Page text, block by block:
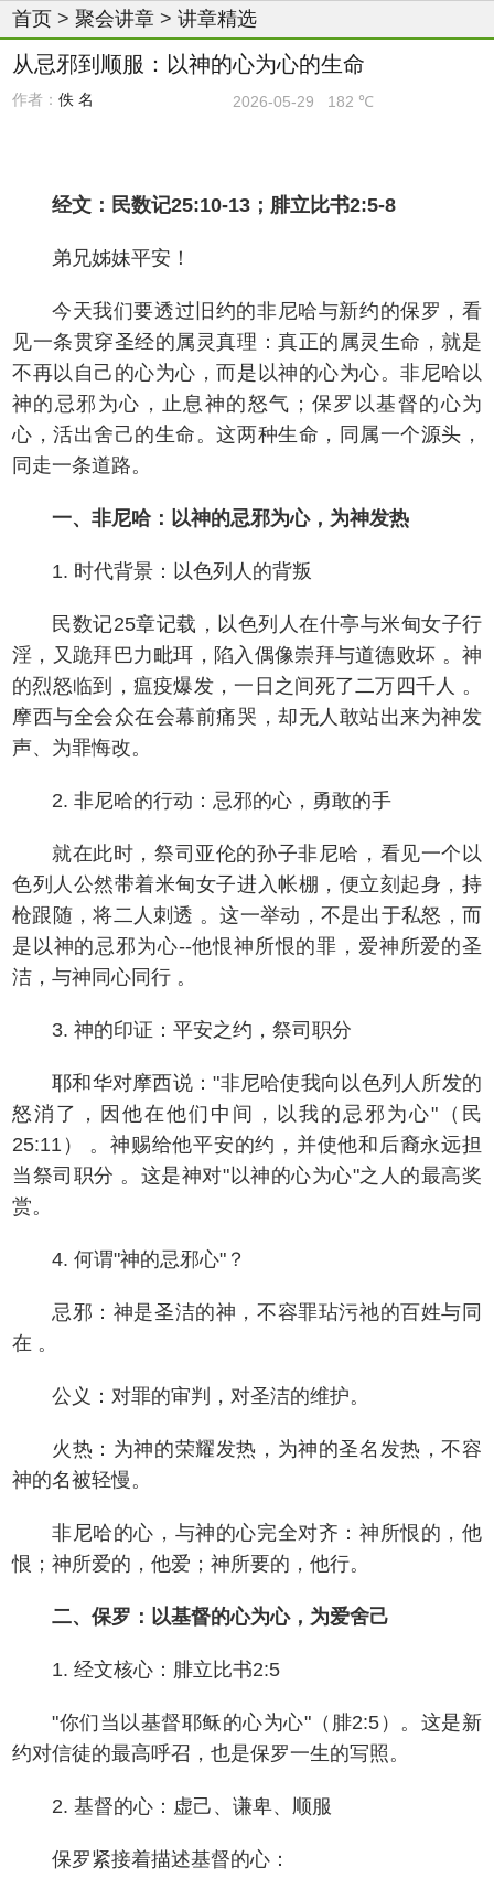
首页 > 聚会讲章 > 讲章精选
从忌邪到顺服：以神的心为心的生命
作者： 佚 名 2026-05-29 182 ℃
经文：民数记25:10-13；腓立比书2:5-8
弟兄姊妹平安！
今天我们要透过旧约的非尼哈与新约的保罗，看
见一条贯穿圣经的属灵真理：真正的属灵生命，就是
不再以自己的心为心，而是以神的心为心。非尼哈以
神的忌邪为心，止息神的怒气；保罗以基督的心为
心，活出舍己的生命。这两种生命，同属一个源头，
同走一条道路。
一、非尼哈：以神的忌邪为心，为神发热
1. 时代背景：以色列人的背叛
民数记25章记载，以色列人在什亭与米甸女子行
淫，又跪拜巴力毗珥，陷入偶像崇拜与道德败坏 。神
的烈怒临到，瘟疫爆发，一日之间死了二万四千人 。
摩西与全会众在会幕前痛哭，却无人敢站出来为神发
声、为罪悔改。
2. 非尼哈的行动：忌邪的心，勇敢的手
就在此时，祭司亚伦的孙子非尼哈，看见一个以
色列人公然带着米甸女子进入帐棚，便立刻起身，持
枪跟随，将二人刺透 。这一举动，不是出于私怒，而
是以神的忌邪为心--他恨神所恨的罪，爱神所爱的圣
洁，与神同心同行 。
3. 神的印证：平安之约，祭司职分
耶和华对摩西说："非尼哈使我向以色列人所发的
怒消了，因他在他们中间，以我的忌邪为心"（民
25:11） 。神赐给他平安的约，并使他和后裔永远担
当祭司职分 。这是神对"以神的心为心"之人的最高奖
赏。
4. 何谓"神的忌邪心"？
忌邪：神是圣洁的神，不容罪玷污祂的百姓与同
在 。
公义：对罪的审判，对圣洁的维护。
火热：为神的荣耀发热，为神的圣名发热，不容
神的名被轻慢。
非尼哈的心，与神的心完全对齐：神所恨的，他
恨；神所爱的，他爱；神所要的，他行。
二、保罗：以基督的心为心，为爱舍己
1. 经文核心：腓立比书2:5
"你们当以基督耶稣的心为心"（腓2:5）。这是新
约对信徒的最高呼召，也是保罗一生的写照。
2. 基督的心：虚己、谦卑、顺服
保罗紧接着描述基督的心：